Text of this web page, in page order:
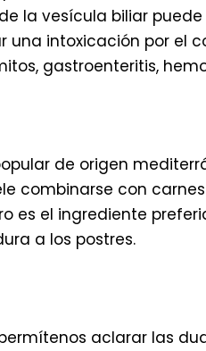
la vesícula biliar
una intoxicación por el
gastroenteritis,
de origen
combinarse con
es el ingrediente
a los postres.
aclarar las